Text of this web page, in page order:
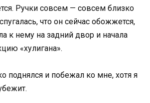
Ручки совсем — совсем близко
что он сейчас обожжется,
к нему на задний двор и начала
«хулигана».
поднялся и побежал ко мне, хотя я